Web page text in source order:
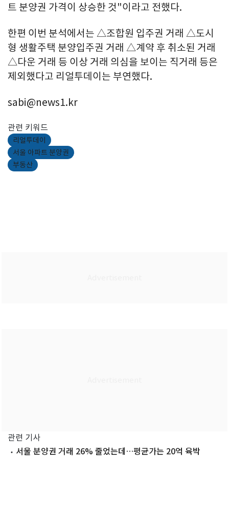
트 분양권 가격이 상승한 것"이라고 전했다.
한편 이번 분석에서는 △조합원 입주권 거래 △도시
형 생활주택 분양입주권 거래 △계약 후 취소된 거래
△다운 거래 등 이상 거래 의심을 보이는 직거래 등은
제외했다고 리얼투데이는 부연했다.
sabi@news1.kr
관련 키워드
리얼투데이
서울 아파트 분양권
부동산
관련 기사
서울 분양권 거래 26% 줄었는데…평균가는 20억 육박